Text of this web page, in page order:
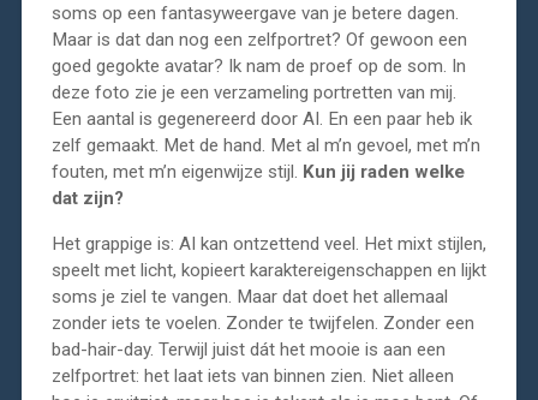
soms op een fantasyweergave van je betere dagen.
Maar is dat dan nog een zelfportret? Of gewoon een
goed gegokte avatar? Ik nam de proef op de som. In
deze foto zie je een verzameling portretten van mij.
Een aantal is gegenereerd door AI. En een paar heb ik
zelf gemaakt. Met de hand. Met al m’n gevoel, met m’n
fouten, met m’n eigenwijze stijl. Kun jij raden welke
dat zijn?
Het grappige is: AI kan ontzettend veel. Het mixt stijlen,
speelt met licht, kopieert karaktereigenschappen en lijkt
soms je ziel te vangen. Maar dat doet het allemaal
zonder iets te voelen. Zonder te twijfelen. Zonder een
bad-hair-day. Terwijl juist dát het mooie is aan een
zelfportret: het laat iets van binnen zien. Niet alleen